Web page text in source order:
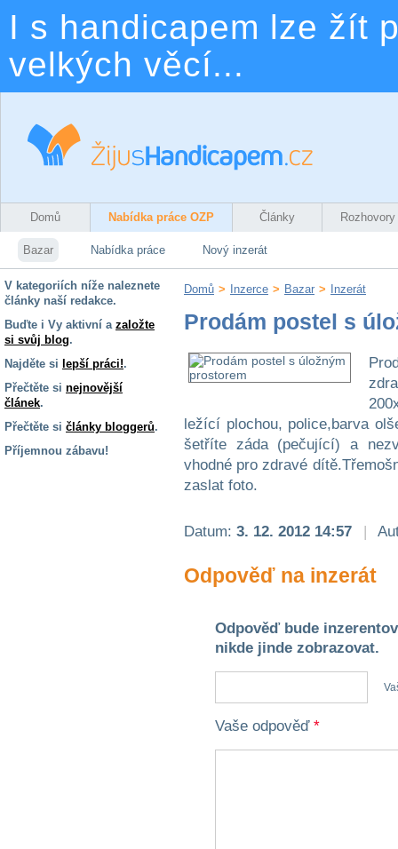
I s handicapem lze žít
velkých věcí...
Domů Nabídka práce OZP Články Rozhovory
Bazar Nabídka práce Nový inzerát
V kategoriích níže naleznete
články naší redakce.
Buďte i Vy aktivní a založte
si svůj blog.
Najděte si lepší práci!.
Přečtěte si nejnovější
článek.
Přečtěte si články bloggerů.
Příjemnou zábavu!
Domů > Inzerce > Bazar > Inzerát
Prodám postel s
ležící plochou, police,barva
šetříte záda (pečující) a
vhodné pro zdravé
zaslat foto.
Datum: 3. 12. 2012 14:57 |
Odpověď na inzerát
Odpověď bude
nikde jinde zobrazovat.
Vaše odpověď *